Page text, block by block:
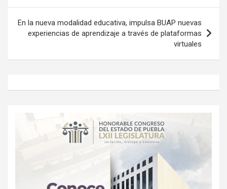
En la nueva modalidad educativa, impulsa BUAP nuevas
experiencias de aprendizaje a través de plataformas
virtuales